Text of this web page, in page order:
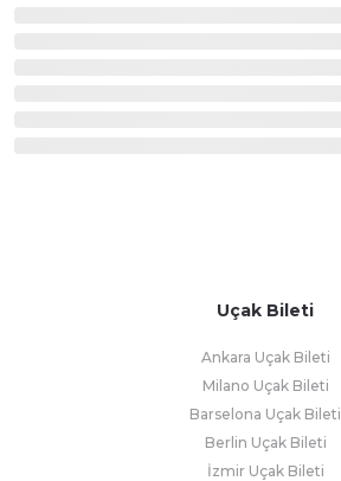
Uçak Bileti
Ankara Uçak Bileti
Milano Uçak Bileti
Barselona Uçak Bileti
Berlin Uçak Bileti
İzmir Uçak Bileti